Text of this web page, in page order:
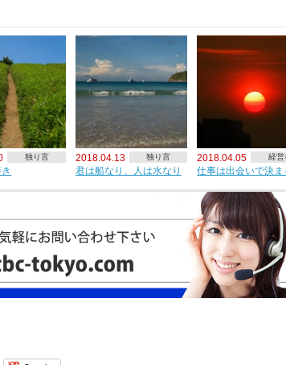
独り言 2018.04.13 独り言
君は船なり、人は水なり
2018.04.05 経営
仕事は出会いで決ま